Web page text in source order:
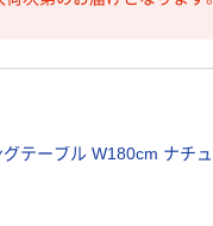
テーブル W180cm ナチュ